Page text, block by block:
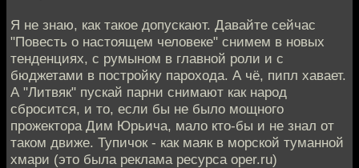
Я не знаю, как такое допускают. Давайте сейчас
"Повесть о настоящем человеке" снимем в новых
тенденциях, с румыном в главной роли и с
бюджетами в постройку парохода. А чё, пипл хавает.
А "Литвяк" пускай парни снимают как народ
сбросится, и то, если бы не было мощного
прожектора Дим Юрьича, мало кто-бы и не знал от
таком движе. Тупичок - как маяк в морской туманной
хмари (это была реклама ресурса oper.ru)